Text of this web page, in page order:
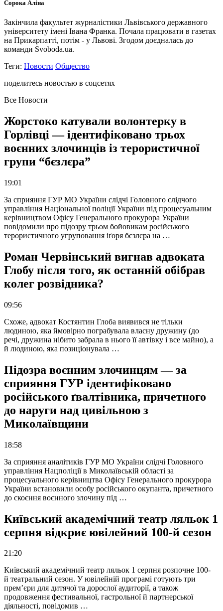
Сорока Аліна
Закінчила факультет журналістики Львівського державного
університету імені Івана Франка. Почала працювати в газетах
на Прикарпатті, потім - у Львові. Згодом доєдналась до
команди Svoboda.ua.
Теги: Новости Общество
поделитесь новостью в соцсетях
Все Новости
Жорстоко катували волонтерку в
Горлівці — ідентифіковано трьох
воєнних злочинців із терористичної
групи “бєзлєра”
19:01
За сприяння ГУР МО України слідчі Головного слідчого
управління Національної поліції України під процесуальним
керівництвом Офісу Генерального прокурора України
повідомили про підозру трьом бойовикам російського
терористичного угруповання іґоря бєзлєра на …
Роман Червінський вигнав адвоката
Глобу після того, як останній обібрав
колег розвідника?
09:56
Схоже, адвокат Костянтин Глоба виявився не тільки
людиною, яка ймовірно пограбувала власну дружину (до
речі, дружина нібито забрала в нього її автівку і все майно), а
й людиною, яка позиціонувала …
Підозра воєнним злочинцям — за
сприяння ГУР ідентифіковано
російського ґвалтівника, причетного
до наруги над цивільною з
Миколаївщини
18:58
За сприяння аналітиків ГУР МО України слідчі Головного
управління Нацполіції в Миколаївській області за
процесуального керівництва Офісу Генерального прокурора
України встановили особу російського окупанта, причетного
до скоєння воєнного злочину під …
Київський академічний театр ляльок 1
серпня відкриє ювілейний 100-й сезон
21:20
Київський академічний театр ляльок 1 серпня розпочне 100-
й театральний сезон. У ювілейній програмі готують три
прем’єри для дитячої та дорослої аудиторії, а також
продовження фестивальної, гастрольної й партнерської
діяльності, повідомив …